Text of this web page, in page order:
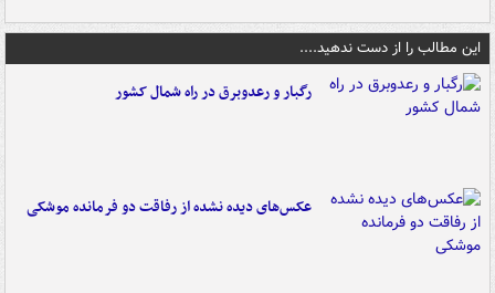
این مطالب را از دست ندهید....
رگبار و رعدوبرق در راه شمال کشور
عکس‌های دیده نشده از رفاقت دو فرمانده‌ موشکی